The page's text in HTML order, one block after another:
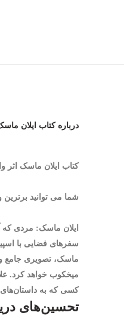
درباره کتاب ایلان
کتاب ایلان ماسک
شما می توانید
سفرهای فضایی با
ماسک، تصویری جامع و
میخکوب خواهد کرد.
کسی که به
تحسین‌های